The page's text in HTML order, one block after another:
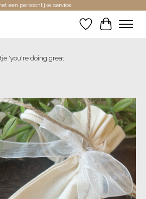
een persoonlijke service!
Verlanglijst
'you're doing great'
slideshow Items